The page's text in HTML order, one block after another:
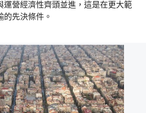
運營經濟性齊頭並進，這是在更大範
的先決條件。